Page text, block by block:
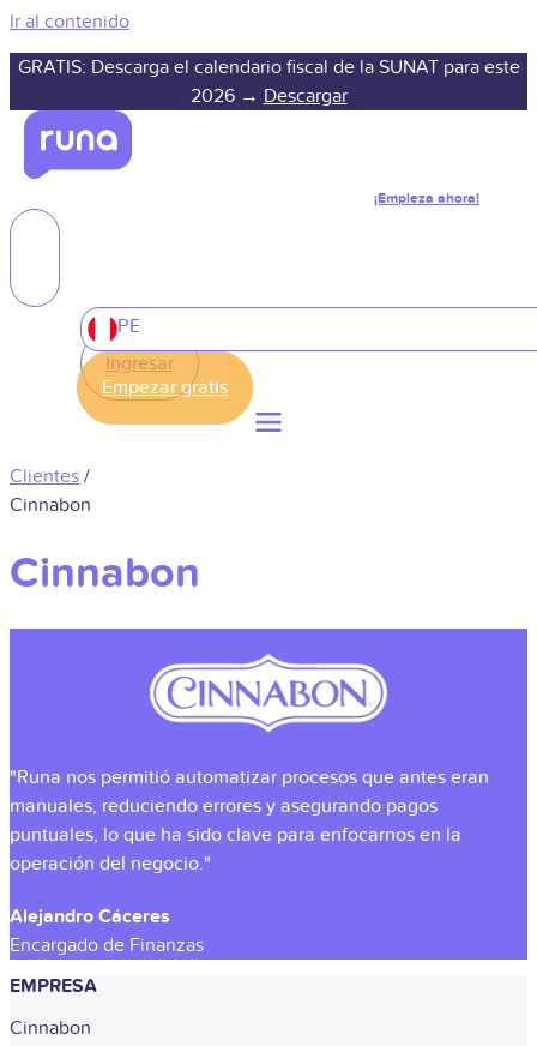
Ir al contenido
GRATIS: Descarga el calendario fiscal de la SUNAT para este
2026 → Descargar
¡Empieza ahora!
Clientes /
Cinnabon
Cinnabon
"Runa nos permitió automatizar procesos que antes eran
manuales, reduciendo errores y asegurando pagos
puntuales, lo que ha sido clave para enfocarnos en la
operación del negocio."
Alejandro Cáceres
Encargado de Finanzas
EMPRESA
Cinnabon